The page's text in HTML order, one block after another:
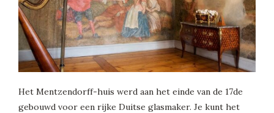
Het Mentzendorff-huis werd aan het einde van de 17de
gebouwd voor een rijke Duitse glasmaker. Je kunt het